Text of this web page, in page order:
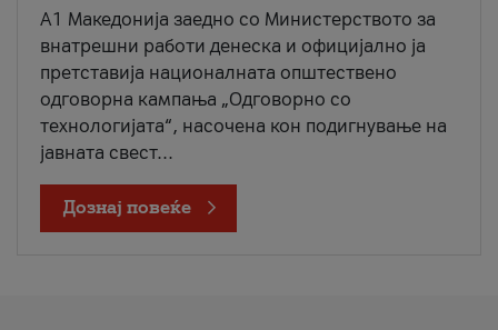
A1 Македонија заедно со Министерството за
внатрешни работи денеска и официјално ја
претставија националната општествено
одговорна кампања „Одговорно со
технологијата“, насочена кон подигнување на
јавната свест...
Дознај повеќе